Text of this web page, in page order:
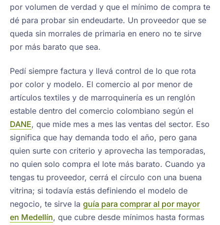
por volumen de verdad y que el mínimo de compra te
dé para probar sin endeudarte. Un proveedor que se
queda sin morrales de primaria en enero no te sirve
por más barato que sea.
Pedí siempre factura y llevá control de lo que rota
por color y modelo. El comercio al por menor de
artículos textiles y de marroquinería es un renglón
estable dentro del comercio colombiano según el
DANE, que mide mes a mes las ventas del sector. Eso
significa que hay demanda todo el año, pero gana
quien surte con criterio y aprovecha las temporadas,
no quien solo compra el lote más barato. Cuando ya
tengas tu proveedor, cerrá el círculo con una buena
vitrina; si todavía estás definiendo el modelo de
negocio, te sirve la guía para comprar al por mayor
en Medellín, que cubre desde mínimos hasta formas